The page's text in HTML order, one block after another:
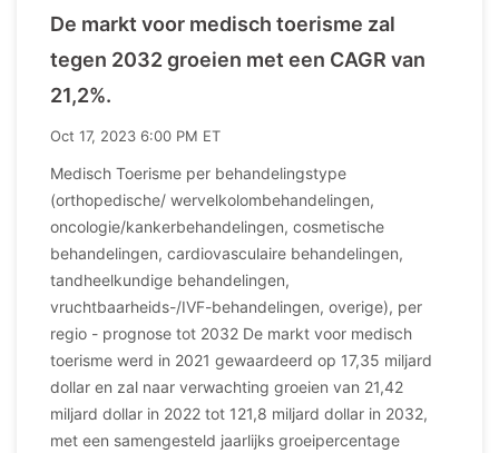
De markt voor medisch toerisme zal
tegen 2032 groeien met een CAGR van
21,2%.
Oct 17, 2023 6:00 PM ET
Medisch Toerisme per behandelingstype
(orthopedische/ wervelkolombehandelingen,
oncologie/kankerbehandelingen, cosmetische
behandelingen, cardiovasculaire behandelingen,
tandheelkundige behandelingen,
vruchtbaarheids-/IVF-behandelingen, overige), per
regio - prognose tot 2032 De markt voor medisch
toerisme werd in 2021 gewaardeerd op 17,35 miljard
dollar en zal naar verwachting groeien van 21,42
miljard dollar in 2022 tot 121,8 miljard dollar in 2032,
met een samengesteld jaarlijks groeipercentage